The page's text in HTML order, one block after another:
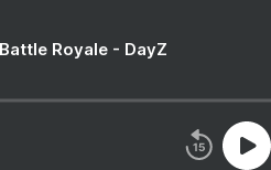
Royale - DayZ